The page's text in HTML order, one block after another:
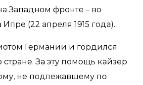
Западном фронте – во
(22 апреля 1915 года).
Германии и гордился
За эту помощь кайзер
не подлежавшему по